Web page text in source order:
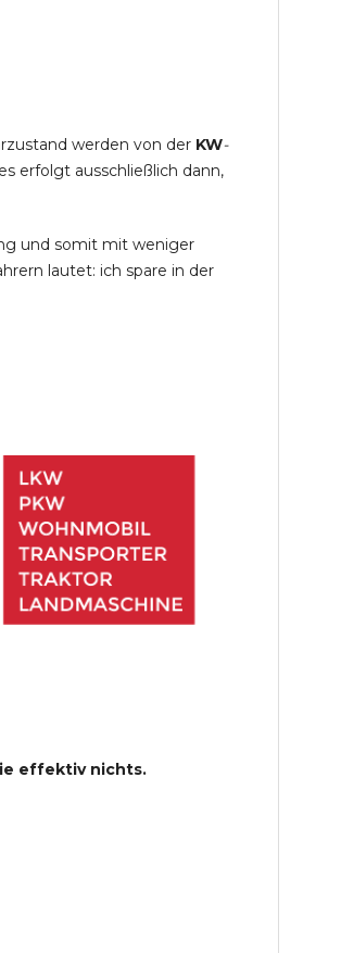
werden von der KW-
erfolgt ausschließlich dann,
und somit mit weniger
lautet: ich spare in der
effektiv nichts.